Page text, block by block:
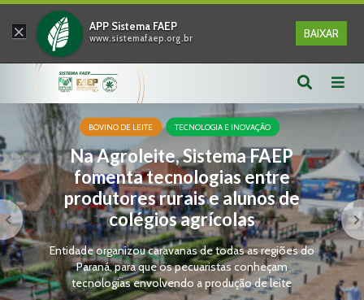
× APP Sistema FAEP
www.sistemafaep.org.br BAIXAR
BOVINO DE LEITE TECNOLOGIA E INOVAÇÃO
Na Agroleite, Sistema FAEP
fomenta tecnologias entre
produtores rurais e alunos de
colégios agrícolas
Entidade organizou caravanas de todas as regiões do
Paraná, para que os pecuaristas conheçam
tecnologias envolvendo a produção de leite